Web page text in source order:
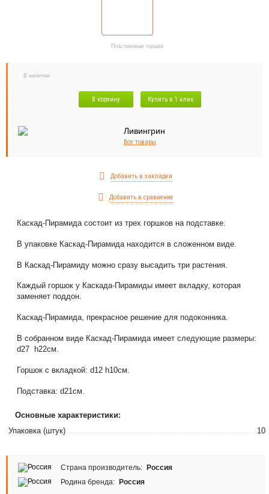
Пластиковые горшки
В наличии
В корзину Купить в 1 клик
Все товары
Добавить в закладки
Добавить в сравнение
Каскад-Пирамида состоит из трех горшков на подставке.
В упаковке Каскад-Пирамида находится в сложенном виде.
В Каскад-Пирамиду можно сразу высадить три растения.
Каждый горшок у Каскада-Пирамиды имеет вкладку, которая
заменяет поддон.
Каскад-Пирамида, прекрасное решение для подоконника.
В собранном виде Каскад-Пирамида имеет следующие размеры:
d27 h22см.
Горшок с вкладкой: d12 h10см.
Подставка: d21см.
Основные характеристики:
Упаковка (штук)
10
Страна производитель:
Россия
Родина бренда:
Россия